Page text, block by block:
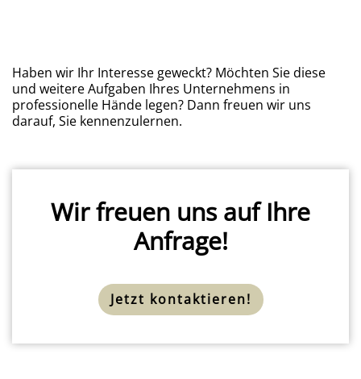
Haben wir Ihr Interesse geweckt? Möchten Sie diese
und weitere Aufgaben Ihres Unternehmens in
professionelle Hände legen? Dann freuen wir uns
darauf, Sie kennenzulernen.
Wir freuen uns auf Ihre
Anfrage!
Jetzt kontaktieren!